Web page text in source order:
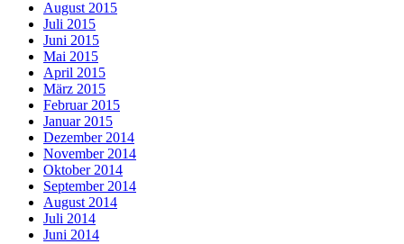
August 2015
Juli 2015
Juni 2015
Mai 2015
April 2015
März 2015
Februar 2015
Januar 2015
Dezember 2014
November 2014
Oktober 2014
September 2014
August 2014
Juli 2014
Juni 2014